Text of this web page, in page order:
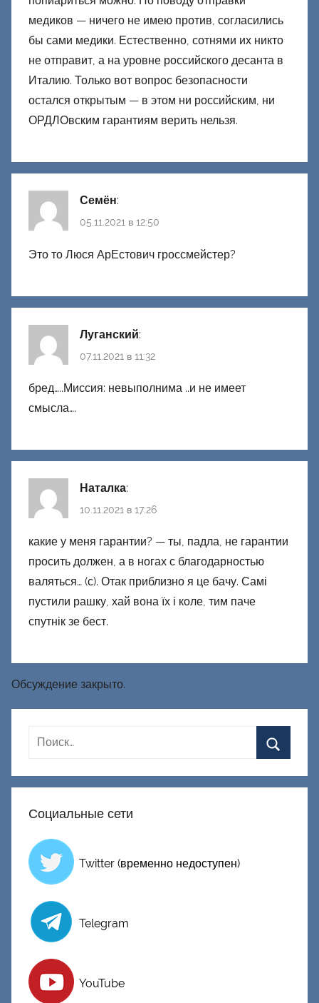
медиков — ничего не имею против, согласились
бы сами медики. Естественно, сотнями их никто
не отправит, а на уровне российского десанта в
Италию. Только вот вопрос безопасности
остался открытым — в этом ни российским, ни
ОРДЛОвским гарантиям верить нельзя.
Семён:
05.11.2021 в 12:50
Это то Люся АрЕстович гроссмейстер?
Луганский:
07.11.2021 в 11:32
бред…..Миссия: невыполнима ..и не имеет
смысла….
Наталка:
10.11.2021 в 17:26
какие у меня гарантии? — ты, падла, не гарантии
просить должен, а в ногах с благодарностью
валяться… (с). Отак приблизно я це бачу. Самі
пустили рашку, хай вона їх і коле, тим паче
спутнік зе бест.
Обсуждение закрыто.
Социальные сети
Twitter (временно недоступен)
Telegram
YouTube